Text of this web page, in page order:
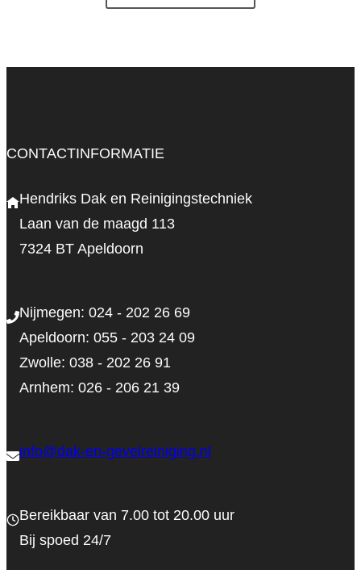
CONTACTINFORMATIE
Hendriks Dak en Reinigingstechniek
Laan van de maagd 113
7324 BT Apeldoorn
Nijmegen: 024 - 202 26 69
Apeldoorn: 055 - 203 24 09
Zwolle: 038 - 202 26 91
Arnhem: 026 - 206 21 39
info@dak-en-gevelreiniging.nl
Bereikbaar van 7.00 tot 20.00 uur
Bij spoed 24/7